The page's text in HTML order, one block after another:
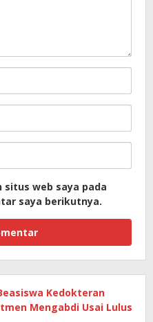
situs web saya pada
saya berikutnya.
Kedokteran
Mengabdi Usai Lulus